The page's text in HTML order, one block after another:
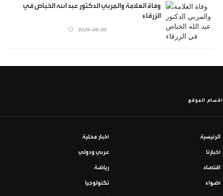
وفاة العلامة والمربي الدكتور عبد الله الخباص في
الزرقاء
2026-08-05
أقسام الموقع
الرئيسية أخبار محلية
أخبارنا عربي ودولي
اقتصاد رياضة
أضواء تكنولوجيا